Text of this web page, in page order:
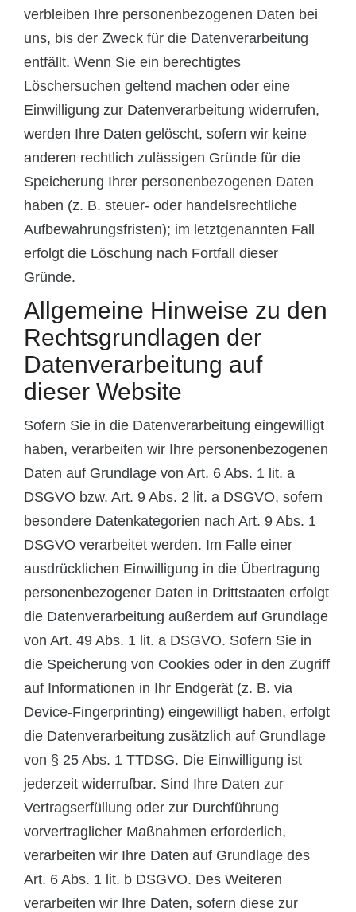
verbleiben Ihre personenbezogenen Daten bei
uns, bis der Zweck für die Datenverarbeitung
entfällt. Wenn Sie ein berechtigtes
Löschersuchen geltend machen oder eine
Einwilligung zur Datenverarbeitung widerrufen,
werden Ihre Daten gelöscht, sofern wir keine
anderen rechtlich zulässigen Gründe für die
Speicherung Ihrer personenbezogenen Daten
haben (z. B. steuer- oder handelsrechtliche
Aufbewahrungsfristen); im letztgenannten Fall
erfolgt die Löschung nach Fortfall dieser
Gründe.
Allgemeine Hinweise zu den
Rechtsgrundlagen der
Datenverarbeitung auf
dieser Website
Sofern Sie in die Datenverarbeitung eingewilligt
haben, verarbeiten wir Ihre personenbezogenen
Daten auf Grundlage von Art. 6 Abs. 1 lit. a
DSGVO bzw. Art. 9 Abs. 2 lit. a DSGVO, sofern
besondere Datenkategorien nach Art. 9 Abs. 1
DSGVO verarbeitet werden. Im Falle einer
ausdrücklichen Einwilligung in die Übertragung
personenbezogener Daten in Drittstaaten erfolgt
die Datenverarbeitung außerdem auf Grundlage
von Art. 49 Abs. 1 lit. a DSGVO. Sofern Sie in
die Speicherung von Cookies oder in den Zugriff
auf Informationen in Ihr Endgerät (z. B. via
Device-Fingerprinting) eingewilligt haben, erfolgt
die Datenverarbeitung zusätzlich auf Grundlage
von § 25 Abs. 1 TTDSG. Die Einwilligung ist
jederzeit widerrufbar. Sind Ihre Daten zur
Vertragserfüllung oder zur Durchführung
vorvertraglicher Maßnahmen erforderlich,
verarbeiten wir Ihre Daten auf Grundlage des
Art. 6 Abs. 1 lit. b DSGVO. Des Weiteren
verarbeiten wir Ihre Daten, sofern diese zur